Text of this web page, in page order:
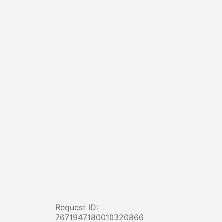
Request ID:
7671947180010320866